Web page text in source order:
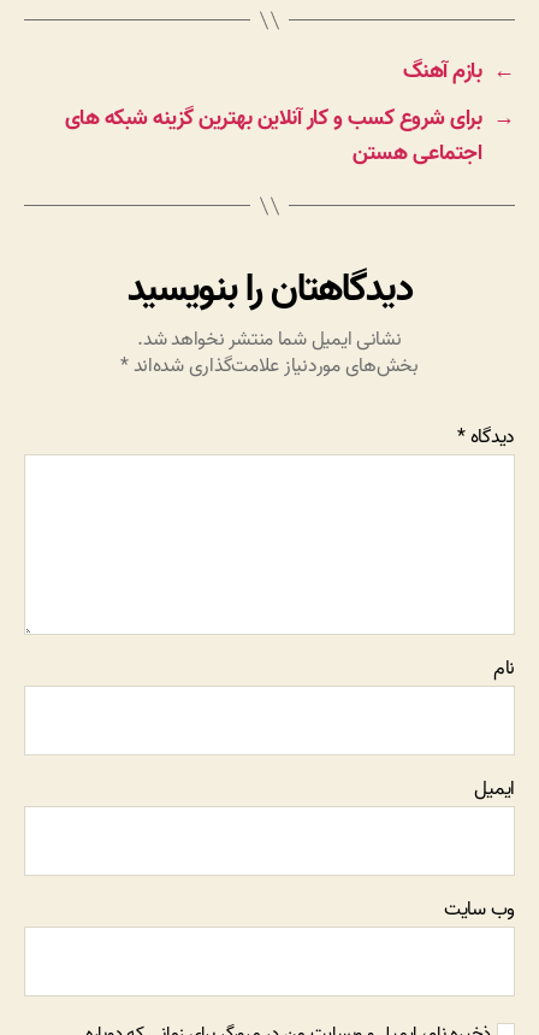
← بازم آهنگ
→ برای شروع کسب و کار آنلاین بهترین گزینه شبکه های
اجتماعی هستن
دیدگاهتان را بنویسید
نشانی ایمیل شما منتشر نخواهد شد.
بخش‌های موردنیاز علامت‌گذاری شده‌اند*
دیدگاه*
نام
ایمیل
وب‌ سایت